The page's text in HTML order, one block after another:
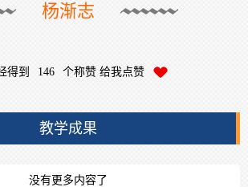
杨渐志
得到 146 个称赞 给我点赞
教学成果
没有更多内容了